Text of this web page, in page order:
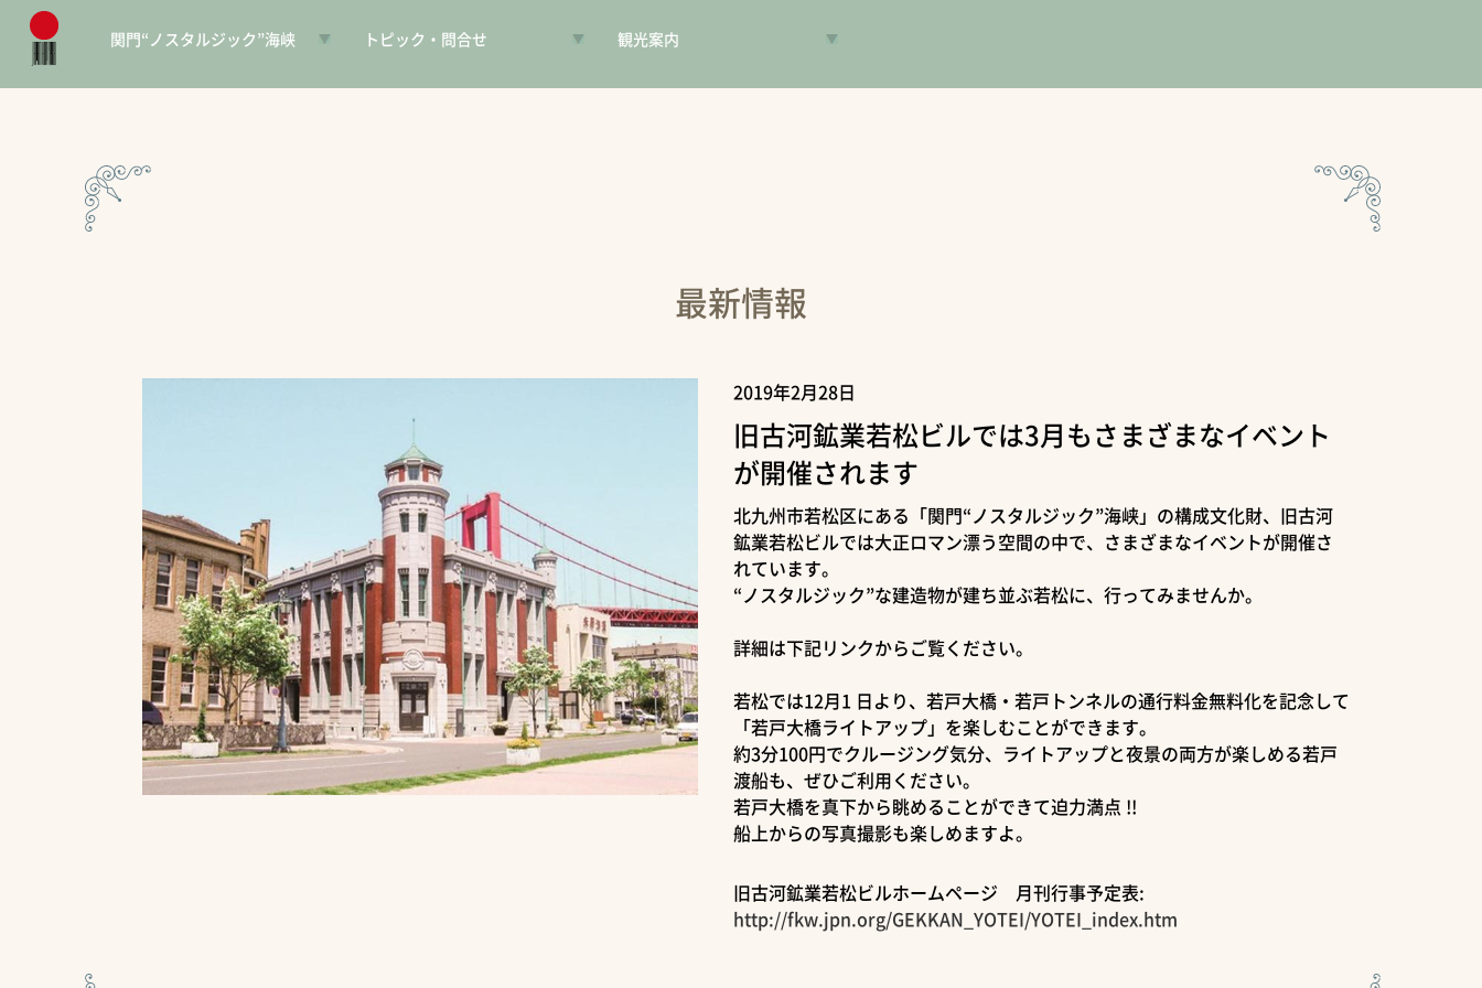
関門“ノスタルジック”海峡
日本遺産とは
トピック・問合せ
お知らせ
観光案内
VR昔旅
最新情報
2019年2月28日
旧古河鉱業若松ビルでは3月もさまざまなイベント
が開催されます
北九州市若松区にある「関門“ノスタルジック”海峡」の構成文化財、旧古河
鉱業若松ビルでは大正ロマン漂う空間の中で、さまざまなイベントが開催さ
れています。
“ノスタルジック”な建造物が建ち並ぶ若松に、行ってみませんか。
詳細は下記リンクからご覧ください。
若松では12月1 日より、若戸大橋・若戸トンネルの通行料金無料化を記念して
「若戸大橋ライトアップ」を楽しむことができます。
約3分100円でクルージング気分、ライトアップと夜景の両方が楽しめる若戸
渡船も、ぜひご利用ください。
若戸大橋を真下から眺めることができて迫力満点 !!
船上からの写真撮影も楽しめますよ。
旧古河鉱業若松ビルホームページ 月刊行事予定表:
http://fkw.jpn.org/GEKKAN_YOTEI/YOTEI_index.htm